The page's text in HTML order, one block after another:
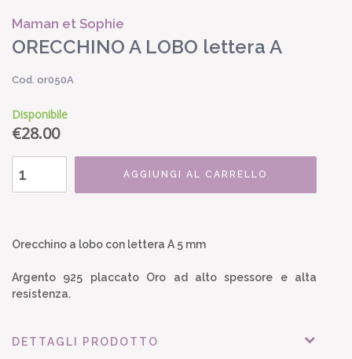
Maman et Sophie
ORECCHINO A LOBO lettera A
Cod. or050A
Disponibile
€28.00
AGGIUNGI AL CARRELLO
Orecchino a lobo con lettera A 5 mm
Argento 925 placcato Oro ad alto spessore e alta
resistenza.
DETTAGLI PRODOTTO